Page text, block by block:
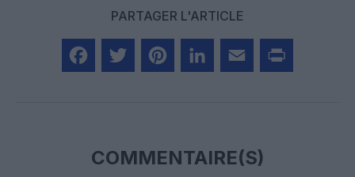
PARTAGER L'ARTICLE
COMMENTAIRE(S)